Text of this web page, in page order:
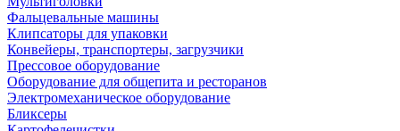
Фальцевальные машины
Клипсаторы для упаковки
Конвейеры, транспортеры, загрузчики
Прессовое оборудование
Оборудование для общепита и ресторанов
Электромеханическое оборудование
Бликсеры